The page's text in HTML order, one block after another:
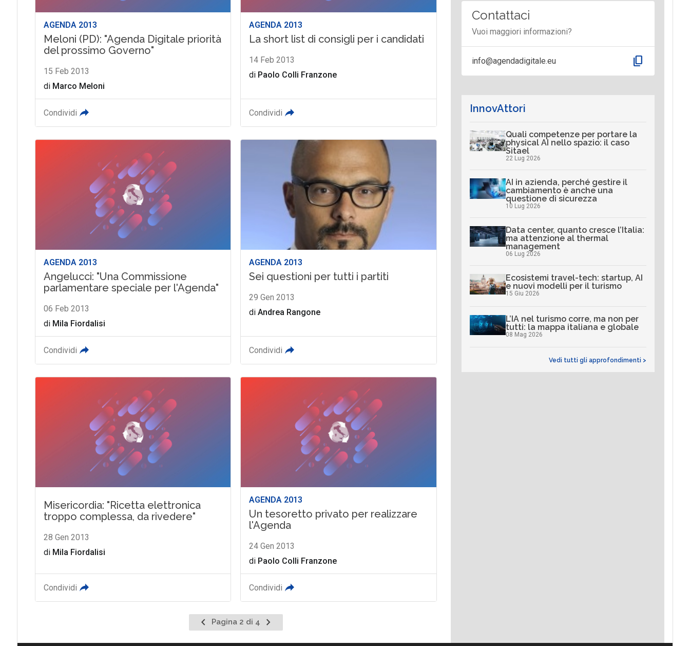
AGENDA 2013
Meloni (PD): "Agenda Digitale priorità
del prossimo Governo"
15 Feb 2013
di Marco Meloni
Condividi
AGENDA 2013
La short list di consigli per i candidati
14 Feb 2013
di Paolo Colli Franzone
Condividi
AGENDA 2013
Angelucci: "Una Commissione
parlamentare speciale per l'Agenda"
06 Feb 2013
di Mila Fiordalisi
Condividi
AGENDA 2013
Sei questioni per tutti i partiti
29 Gen 2013
diAndrea Rangone
Condividi
Misericordia: "Ricetta elettronica
troppo complessa, da rivedere"
28 Gen 2013
di Mila Fiordalisi
Condividi
AGENDA 2013
Un tesoretto privato per realizzare
l'Agenda
24 Gen 2013
di Paolo Colli Franzone
Condividi
Pagina
precedente
Pagina 2 di 4
Pagina
successiva
Contattaci
Vuoi maggiori informazioni?
info@agendadigitale.eu content_copy
InnovAttori
Quali competenze per portare la
physical AI nello spazio: il caso
Sitael
22 Lug 2026
AI in azienda, perché gestire il
cambiamento è anche una
questione di sicurezza
10 Lug 2026
Data center, quanto cresce l’Italia:
ma attenzione al thermal
management
06 Lug 2026
Ecosistemi travel-tech: startup, AI
e nuovi modelli per il turismo
15 Giu 2026
L’IA nel turismo corre, ma non per
tutti: la mappa italiana e globale
08 Mag 2026
Vedi tutti gli approfondimenti >